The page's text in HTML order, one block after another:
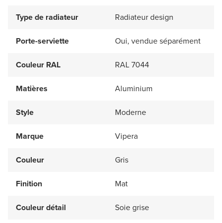
Type de radiateur Radiateur design
Porte-serviette Oui, vendue séparément
Couleur RAL RAL 7044
Matières Aluminium
Style Moderne
Marque Vipera
Couleur Gris
Finition Mat
Couleur détail Soie grise